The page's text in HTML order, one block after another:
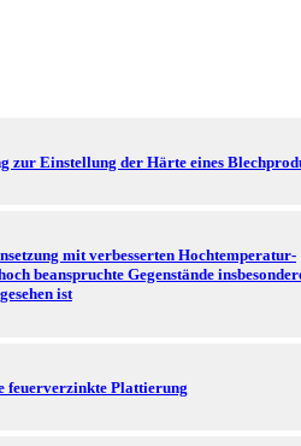
zur Einstellung der Härte eines
mit verbesserten Hochtemperatur-
beanspruchte Gegenstände
ist
feuerverzinkte Plattierung